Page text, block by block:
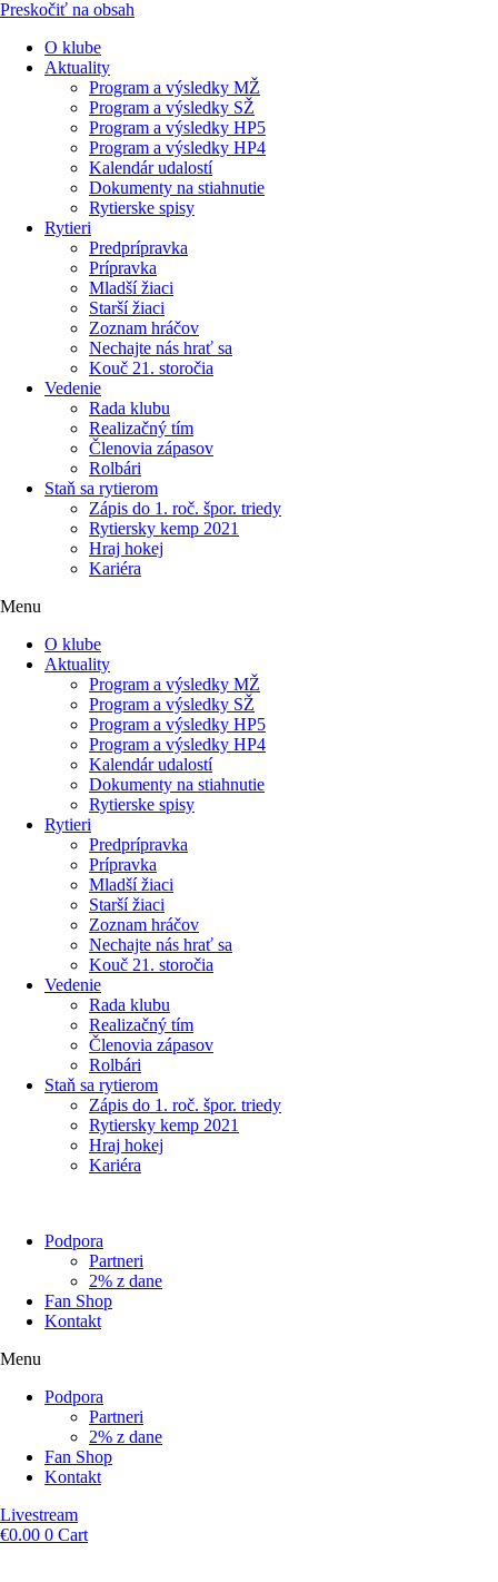
Preskočiť na obsah
O klube
Aktuality
Program a výsledky MŽ
Program a výsledky SŽ
Program a výsledky HP5
Program a výsledky HP4
Kalendár udalostí
Dokumenty na stiahnutie
Rytierske spisy
Rytieri
Predprípravka
Prípravka
Mladší žiaci
Starší žiaci
Zoznam hráčov
Nechajte nás hrať sa
Kouč 21. storočia
Vedenie
Rada klubu
Realizačný tím
Členovia zápasov
Rolbári
Staň sa rytierom
Zápis do 1. roč. špor. triedy
Rytiersky kemp 2021
Hraj hokej
Kariéra
Menu
O klube
Aktuality
Program a výsledky MŽ
Program a výsledky SŽ
Program a výsledky HP5
Program a výsledky HP4
Kalendár udalostí
Dokumenty na stiahnutie
Rytierske spisy
Rytieri
Predprípravka
Prípravka
Mladší žiaci
Starší žiaci
Zoznam hráčov
Nechajte nás hrať sa
Kouč 21. storočia
Vedenie
Rada klubu
Realizačný tím
Členovia zápasov
Rolbári
Staň sa rytierom
Zápis do 1. roč. špor. triedy
Rytiersky kemp 2021
Hraj hokej
Kariéra
Podpora
Partneri
2% z dane
Fan Shop
Kontakt
Menu
Podpora
Partneri
2% z dane
Fan Shop
Kontakt
Livestream
€0.00 0 Cart